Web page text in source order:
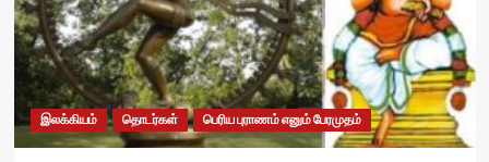
இலக்கியம் தொடர்கள் பெரிய புராணம் எனும் பேரமுதம்